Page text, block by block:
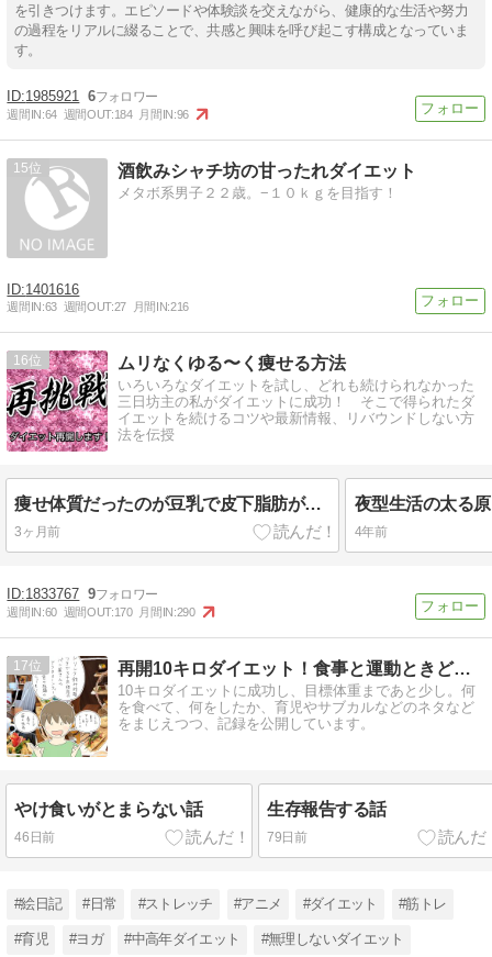
を引きつけます。エピソードや体験談を交えながら、健康的な生活や努力
の過程をリアルに綴ることで、共感と興味を呼び起こす構成となっていま
す。
1985921 6
週間IN:64 週間OUT:184 月間IN:96
15 酒飲みシャチ坊の甘ったれダイエット
メタボ系男子２２歳。−１０ｋｇを目指す！
1401616
週間IN:63 週間OUT:27 月間IN:216
16 ムリなくゆる〜く痩せる方法
いろいろなダイエットを試し、どれも続けられなかった
三日坊主の私がダイエットに成功！ そこで得られたダ
イエットを続けるコツや最新情報、リバウンドしない方
法を伝授
痩せ体質だったのが豆乳で皮下脂肪がぁぁ：ダイエット再開します
3ヶ月前 4年前
1833767 9
週間IN:60 週間OUT:170 月間IN:290
17 再開10キロダイエット！食事と運動ときどき雑記
10キロダイエットに成功し、目標体重まであと少し。何
を食べて、何をしたか、育児やサブカルなどのネタなど
をまじえつつ、記録を公開しています。
やけ食いがとまらない話
46日前
生存報告する話
79日前
#絵日記 #日常 #ストレッチ #アニメ #ダイエット #筋トレ
#育児 #ヨガ #中高年ダイエット #無理しないダイエット